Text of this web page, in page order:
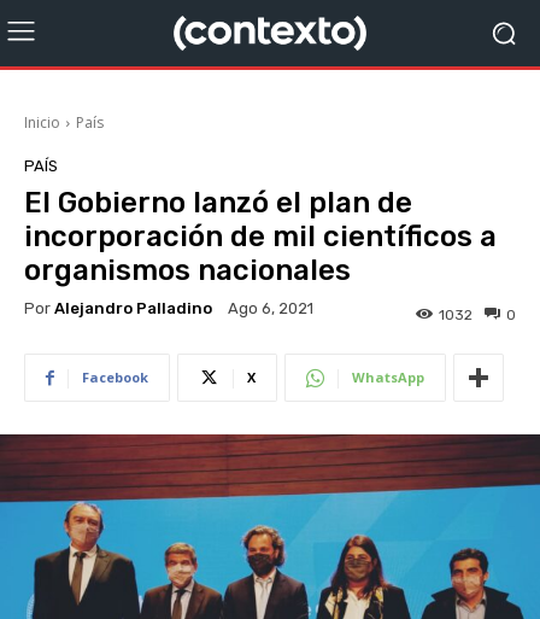
Inicio País
PAÍS
El Gobierno lanzó el plan de
incorporación de mil científicos a
organismos nacionales
Por Alejandro Palladino Ago 6, 2021 0
1032
Facebook X WhatsApp